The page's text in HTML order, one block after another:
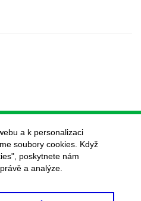
a k personalizaci
soubory cookies. Když
poskytnete nám
a analýze.